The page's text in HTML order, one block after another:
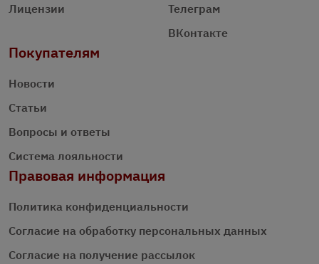
Лицензии
Телеграм
ВКонтакте
Покупателям
Новости
Статьи
Вопросы и ответы
Система лояльности
Правовая информация
Политика конфиденциальности
Согласие на обработку персональных данных
Согласие на получение рассылок